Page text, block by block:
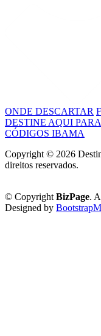
ONDE DESCARTAR
DESTINE AQUI
CÓDIGOS IBAMA
Copyright © 2026
direitos reservados.
© Copyright BizPage.
Designed by